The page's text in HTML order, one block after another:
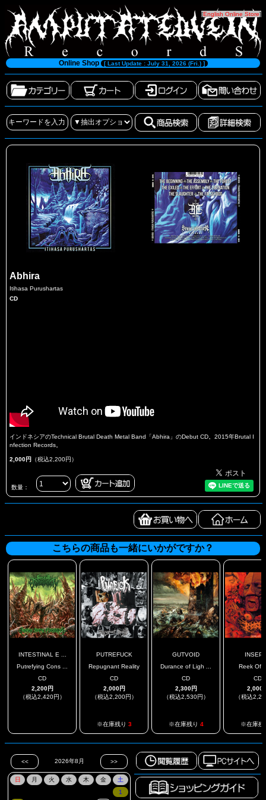
[English Online Store]
Online Shop [ Last Update : July 31, 2026 (Fri.) ]
Abhira
Itihasa Purushartas
CD
インドネシアのTechnical Brutal Death Metal Band「Abhira」のDebut CD。2015年Brutal I
nfection Records。
2,000円 （税込2,200円）
数量：
こちらの商品も一緒にいかがですか？
INTESTINAL E ...
Putrefying Cons ...
CD
2,200円
（税込2,420円）
PUTREFUCK
Repugnant Reality
CD
2,000円
（税込2,200円）
※在庫残り 3
GUTVOID
Durance of Ligh ...
CD
2,300円
（税込2,530円）
※在庫残り 4
Reek Of
CD
2,000
（税込
※在庫残